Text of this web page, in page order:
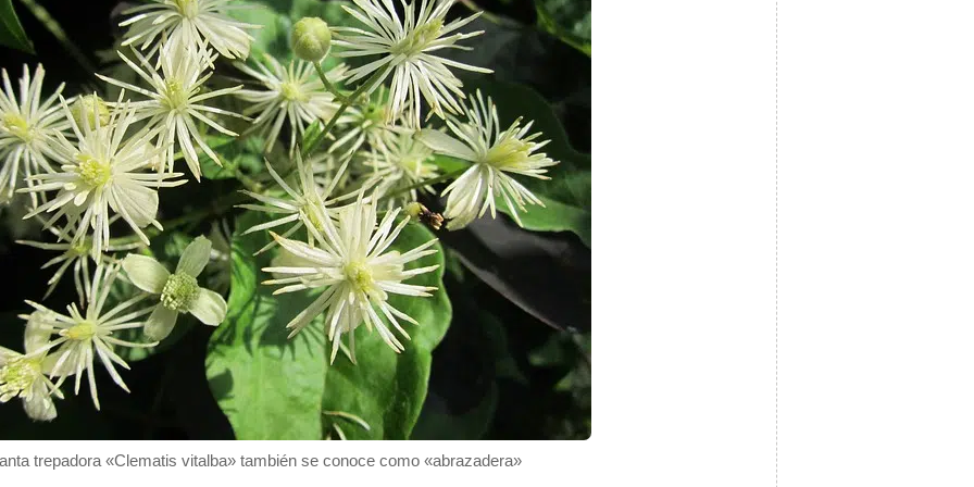
trepadora «Clematis vitalba» también se conoce como «abrazadera»